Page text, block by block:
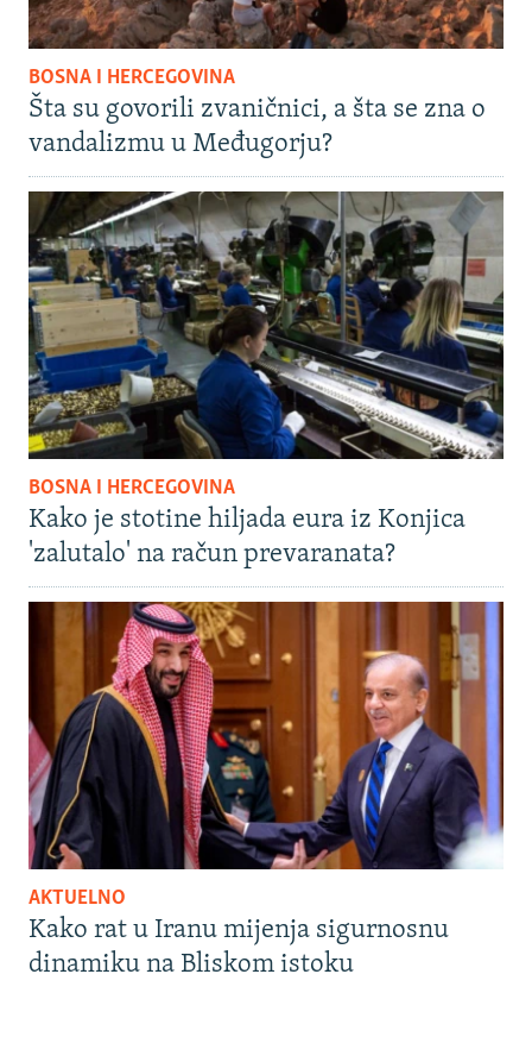
BOSNA I HERCEGOVINA
Šta su govorili zvaničnici, a šta se zna o
vandalizmu u Međugorju?
BOSNA I HERCEGOVINA
Kako je stotine hiljada eura iz Konjica
'zalutalo' na račun prevaranata?
AKTUELNO
Kako rat u Iranu mijenja sigurnosnu
dinamiku na Bliskom istoku